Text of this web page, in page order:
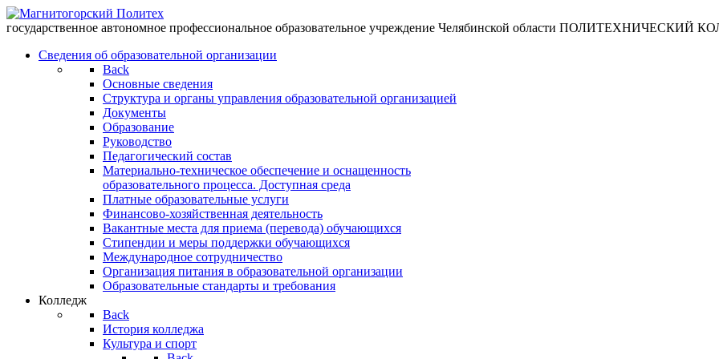
государственное автономное профессиональное образовательное учреждение Челябинской области ПОЛИТЕХНИЧЕСКИЙ
Сведения об образовательной организации
Back
Основные сведения
Структура и органы управления образовательной организацией
Документы
Образование
Руководство
Педагогический состав
Материально-техническое обеспечение и оснащенность
образовательного процесса. Доступная среда
Платные образовательные услуги
Финансово-хозяйственная деятельность
Вакантные места для приема (перевода) обучающихся
Стипендии и меры поддержки обучающихся
Международное сотрудничество
Организация питания в образовательной организации
Образовательные стандарты и требования
Колледж
Back
История колледжа
Культура и спорт